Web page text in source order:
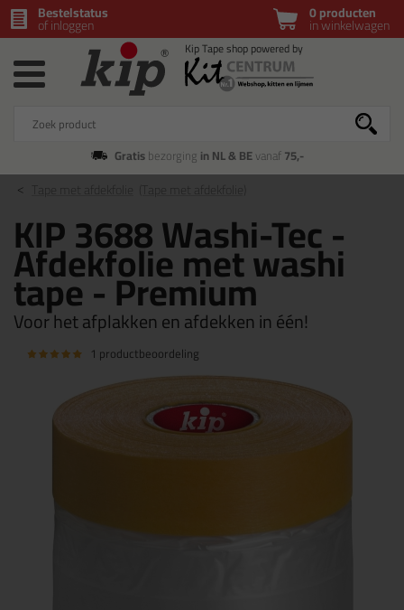
0 producten
in winkelwagen
Bestelstatus
of inloggen
Gratisbezorging in NL & BEvanaf75,-
Tape met afdekfolie (Tape met afdekfolie)
KIP 3688 Washi-Tec -
Afdekfolie met washi
tape - Premium
Voor het afplakken en afdekken in één!
1 productbeoordeling